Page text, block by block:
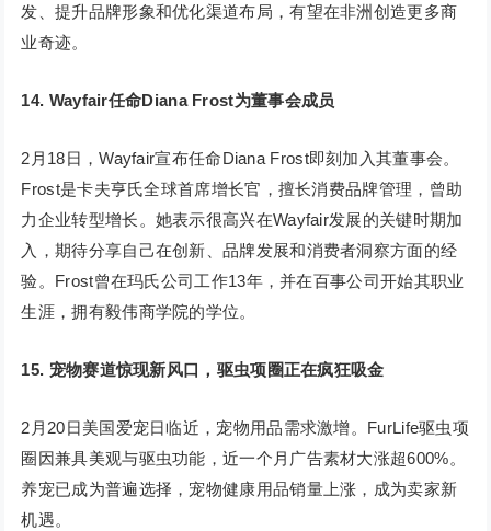
发、提升品牌形象和优化渠道布局，有望在非洲创造更多商
业奇迹。
14. Wayfair任命Diana Frost为董事会成员
2月18日，Wayfair宣布任命Diana Frost即刻加入其董事会。
Frost是卡夫亨氏全球首席增长官，擅长消费品牌管理，曾助
力企业转型增长。她表示很高兴在Wayfair发展的关键时期加
入，期待分享自己在创新、品牌发展和消费者洞察方面的经
验。Frost曾在玛氏公司工作13年，并在百事公司开始其职业
生涯，拥有毅伟商学院的学位。
15. 宠物赛道惊现新风口，驱虫项圈正在疯狂吸金
2月20日美国爱宠日临近，宠物用品需求激增。FurLife驱虫项
圈因兼具美观与驱虫功能，近一个月广告素材大涨超600%。
养宠已成为普遍选择，宠物健康用品销量上涨，成为卖家新
机遇。